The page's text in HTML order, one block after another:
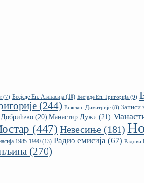
(7) Бесједе Еп. Атанасија (10) Бесједе Еп. Григорија (9)
(244) Епископ Димитрије (8) Записи
(20) Манастир Дужи (21)
(447) Невесиње (181)
1985-1990 (13) Радио емисија (67) Радови
(270)